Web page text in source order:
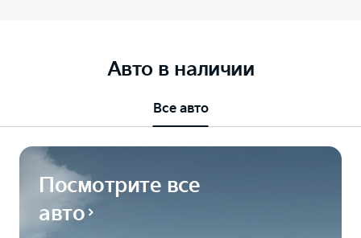
Авто в наличии
Все авто
Посмотрите все
авто